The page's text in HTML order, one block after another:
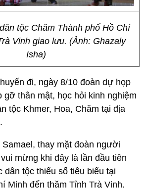
tộc Chăm Thành phố Hồ Chí
Vinh giao lưu. (Ảnh: Ghazaly
Isha)
đi, ngày 8/10 đoàn dự họp
gỡ thân mật, học hỏi kinh nghiệm
tộc Khmer, Hoa, Chăm tại địa
thay mặt đoàn người
mừng khi đây là lần đầu tiên
dân tộc thiểu số tiêu biểu tại
Minh đến thăm Tỉnh Trà Vinh.